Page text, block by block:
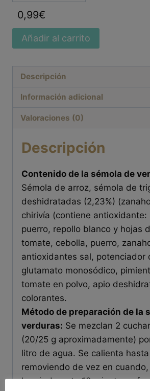
option
0,99€
Añadir al carrito
Descripción
Información adicional
Valoraciones (0)
Descripción
Contenido de la sémola de
Sémola de arroz, sémola de
deshidratadas (2,23%)
chirivía (contiene antioxidante:
puerro, repollo blanco y hojas
tomate, cebolla, puerro,
antioxidantes sal, potenciador
glutamato monosódico,
tomate en polvo, apio
colorantes.
Método de preparación de la
verduras: Se mezclan 2
(20/25 g aproximadamente)
litro de agua. Se calienta
removiendo de vez en
hervir durante 10 minutos a